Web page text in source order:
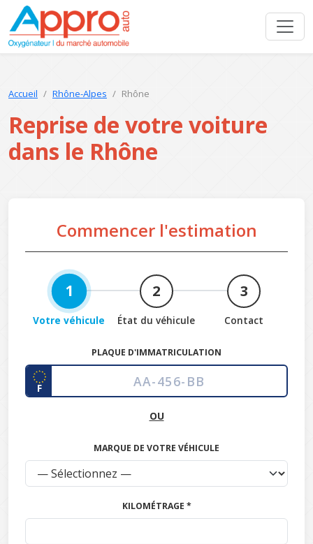
Accueil Rhône-Alpes Rhône
Reprise de votre voiture
dans le Rhône
Commencer l'estimation
1
Votre véhicule
2
État du véhicule
3
Contact
PLAQUE D'IMMATRICULATION
F
OU
MARQUE DE VOTRE VÉHICULE
KILOMÉTRAGE *